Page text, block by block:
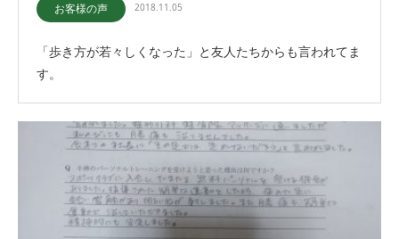
お客様の声 2018.11.05
「歩き方が若々しくなった」と友人たちからも言われてま
す。